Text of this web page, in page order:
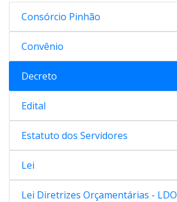
Consórcio Pinhão
Convênio
Decreto
Edital
Estatuto dos Servidores
Lei
Lei Diretrizes Orçamentárias - LDO